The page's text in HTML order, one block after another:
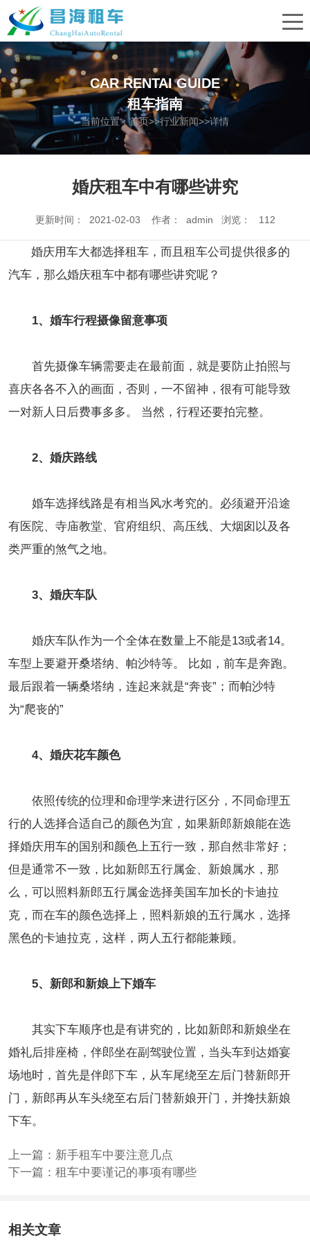
CAR RENTAI GUIDE
租车指南
当前位置：首页>>行业新闻>>详情
婚庆租车中有哪些讲究
更新时间： 2021-02-03 作者： admin 浏览： 112
婚庆用车大都选择租车，而且租车公司提供很多的
汽车，那么婚庆租车中都有哪些讲究呢？
1、婚车行程摄像留意事项
首先摄像车辆需要走在最前面，就是要防止拍照与
喜庆各各不入的画面，否则，一不留神，很有可能导致
一对新人日后费事多多。 当然，行程还要拍完整。
2、婚庆路线
婚车选择线路是有相当风水考究的。必须避开沿途
有医院、寺庙教堂、官府组织、高压线、大烟囱以及各
类严重的煞气之地。
3、婚庆车队
婚庆车队作为一个全体在数量上不能是13或者14。
车型上要避开桑塔纳、帕沙特等。 比如，前车是奔跑。
最后跟着一辆桑塔纳，连起来就是“奔丧”；而帕沙特
为“爬丧的”
4、婚庆花车颜色
依照传统的位理和命理学来进行区分，不同命理五
行的人选择合适自己的颜色为宜，如果新郎新娘能在选
择婚庆用车的国别和颜色上五行一致，那自然非常好；
但是通常不一致，比如新郎五行属金、新娘属水，那
么，可以照料新郎五行属金选择美国车加长的卡迪拉
克，而在车的颜色选择上，照料新娘的五行属水，选择
黑色的卡迪拉克，这样，两人五行都能兼顾。
5、新郎和新娘上下婚车
其实下车顺序也是有讲究的，比如新郎和新娘坐在
婚礼后排座椅，伴郎坐在副驾驶位置，当头车到达婚宴
场地时，首先是伴郎下车，从车尾绕至左后门替新郎开
门，新郎再从车头绕至右后门替新娘开门，并搀扶新娘
下车。
上一篇： 新手租车中要注意几点
下一篇： 租车中要谨记的事项有哪些
相关文章